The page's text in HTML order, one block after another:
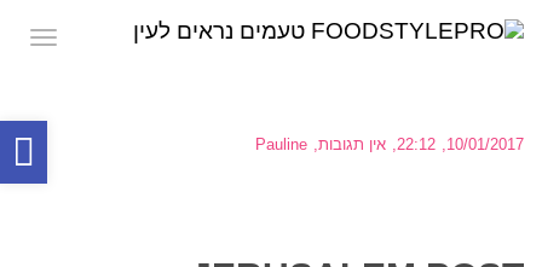
10/01/2017
22:12 אין תגובות Pauline